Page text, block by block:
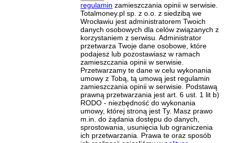
regulamin zamieszczania opinii w serwisie.
Totalmoney.pl sp. z o.o. z siedzibą we
Wrocławiu jest administratorem Twoich
danych osobowych dla celów związanych z
korzystaniem z serwisu. Administrator
przetwarza Twoje dane osobowe, które
podajesz lub pozostawiasz w ramach
zamieszczania opinii w serwisie.
Przetwarzamy te dane w celu wykonania
umowy z Tobą, tą umową jest regulamin
zamieszczania opinii w serwisie. Podstawą
prawną przetwarzania jest art. 6 ust. 1 lit b)
RODO - niezbędność do wykonania
umowy, której stroną jest Ty. Masz prawo
m.in. do żądania dostępu do danych,
sprostowania, usunięcia lub ograniczenia
ich przetwarzania. Prawa te oraz sposób